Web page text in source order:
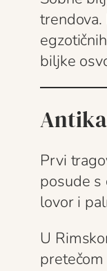
biljke
Prvi
posude s
lovor i
U